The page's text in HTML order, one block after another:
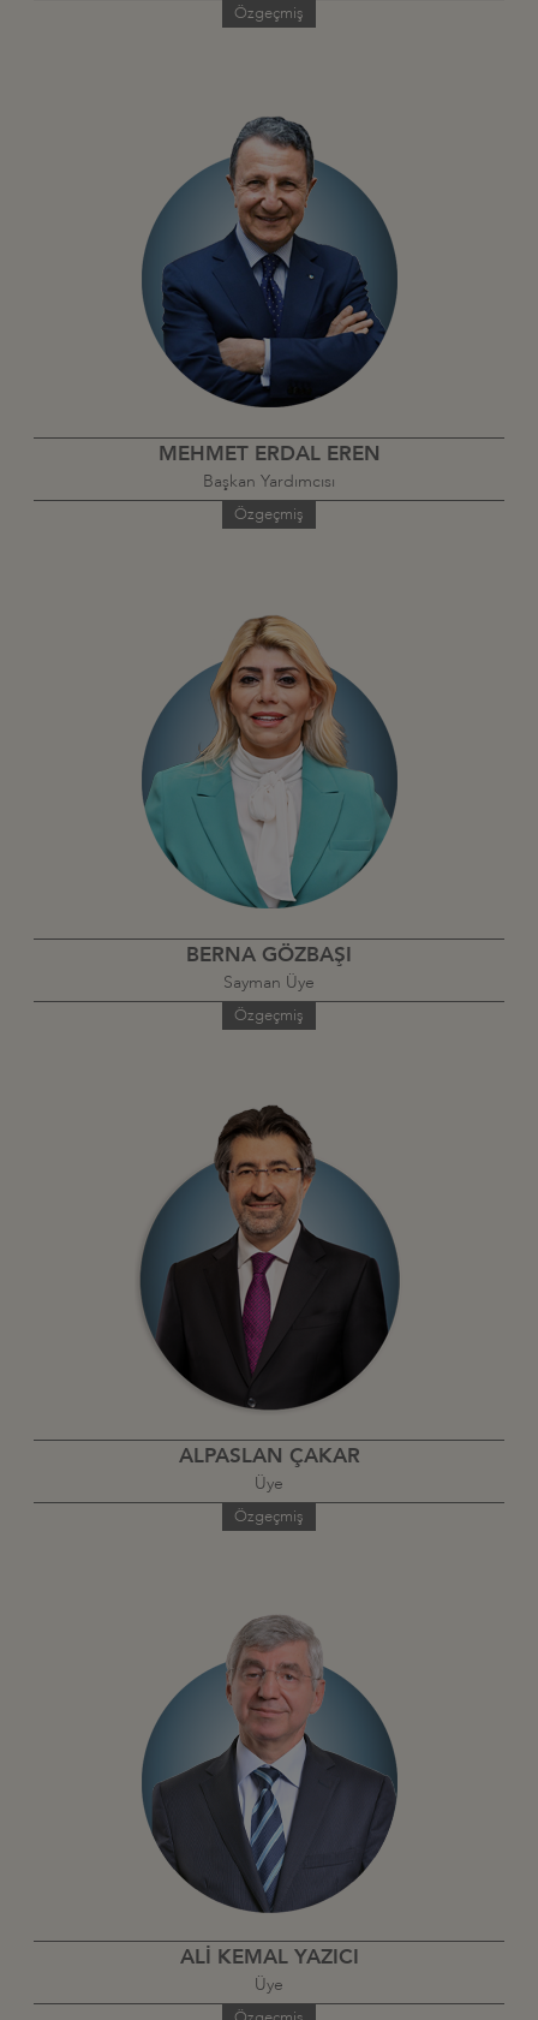
Özgeçmiş
MEHMET ERDAL EREN
Başkan Yardımcısı
Özgeçmiş
BERNA GÖZBAŞI
Sayman Üye
Özgeçmiş
ALPASLAN ÇAKAR
Üye
Özgeçmiş
ALİ KEMAL YAZICI
Üye